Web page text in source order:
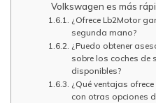
Volkswagen es más
¿Ofrece Lb2Motor
segunda mano?
¿Puedo obtener
sobre los coches de
disponibles?
¿Qué ventajas
con otras opciones